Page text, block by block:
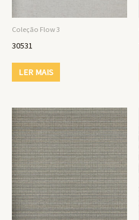
Coleção Flow 3
30531
LER MAIS